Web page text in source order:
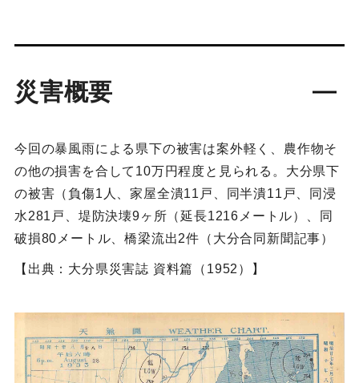
災害概要
今回の暴風雨による県下の被害は案外軽く、農作物そ
の他の損害を合して10万円程度と見られる。大分県下
の被害（負傷1人、家屋全潰11戸、同半潰11戸、同浸
水281戸、堤防決壊9ヶ所（延長1216メートル）、同
破損80メートル、橋梁流出2件（大分合同新聞記事）
【出典：大分県災害誌 資料篇（1952）】